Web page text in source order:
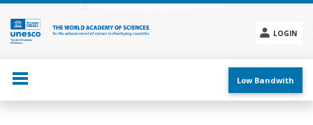
Skip
main
content
LOGIN
menu
Low Bandwith